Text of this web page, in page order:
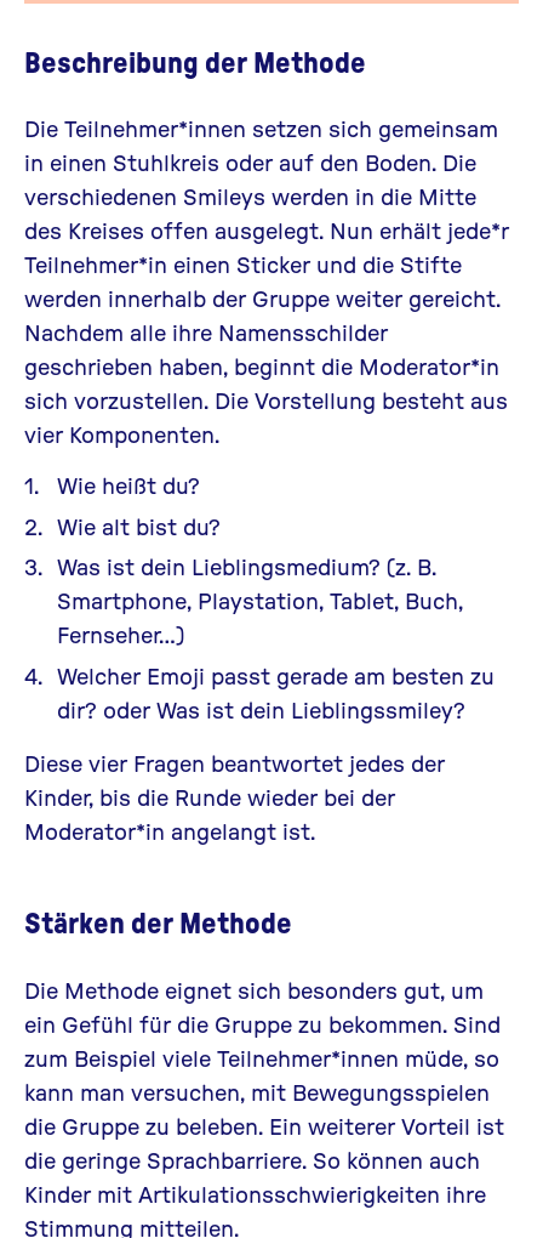
Beschreibung der Methode
Die Teilnehmer*innen setzen sich gemeinsam
in einen Stuhlkreis oder auf den Boden. Die
verschiedenen Smileys werden in die Mitte
des Kreises offen ausgelegt. Nun erhält jede*r
Teilnehmer*in einen Sticker und die Stifte
werden innerhalb der Gruppe weiter gereicht.
Nachdem alle ihre Namensschilder
geschrieben haben, beginnt die Moderator*in
sich vorzustellen. Die Vorstellung besteht aus
vier Komponenten.
Wie heißt du?
Wie alt bist du?
Was ist dein Lieblingsmedium? (z. B.
Smartphone, Playstation, Tablet, Buch,
Fernseher…)
Welcher Emoji passt gerade am besten zu
dir? oder Was ist dein Lieblingssmiley?
Diese vier Fragen beantwortet jedes der
Kinder, bis die Runde wieder bei der
Moderator*in angelangt ist.
Stärken der Methode
Die Methode eignet sich besonders gut, um
ein Gefühl für die Gruppe zu bekommen. Sind
zum Beispiel viele Teilnehmer*innen müde, so
kann man versuchen, mit Bewegungsspielen
die Gruppe zu beleben. Ein weiterer Vorteil ist
die geringe Sprachbarriere. So können auch
Kinder mit Artikulationsschwierigkeiten ihre
Stimmung mitteilen.